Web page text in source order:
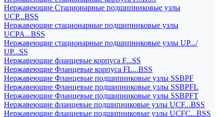
Нержавеющие Стационарные подшипниковые узлы
UCP...BSS
Нержавеющие стационарные подшипниковые узлы
UCPA...BSS
Нержавеющие стационарные подшипниковые узлы UP.../
UP...SS
Нержавеющие фланцевые корпуса F...SS
Нержавеющие Фланцевые корпуса FL...BSS
Нержавеющие Фланцевые подшипниковые узлы SSBPF
Нержавеющие Фланцевые подшипниковые узлы SSBPFL
Нержавеющие Фланцевые подшипниковые узлы SSBPFT
Нержавеющие фланцевые подшипниковые узлы UCF...BSS
Нержавеющие фланцевые подшипниковые узлы UCFC...BSS